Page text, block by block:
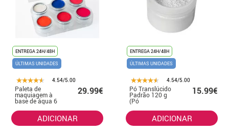
ENTREGA 24H/48H
ÚLTIMAS UNIDADES
4.54/5.00
Paleta de
maquiagem à
base de água 6
cores Flúor
29.99€
ADICIONAR
ENTREGA 24H/48H
ÚLTIMAS UNIDADES
4.54/5.00
Pó Translúcido
Padrão 120 g
(Pó
Transparente)
15.99€
ADICIONAR